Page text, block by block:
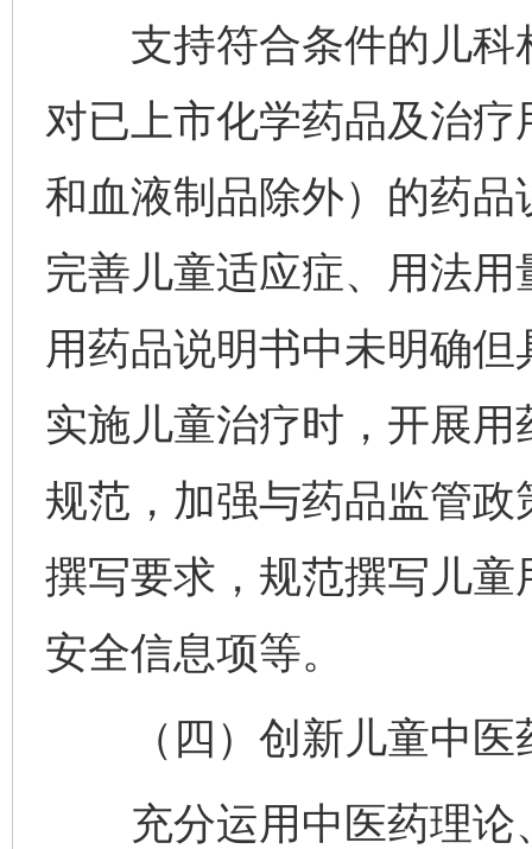
支持符合条件的儿科
对已上市化学药品及治
和血液制品除外）的药
完善儿童适应症、用法
用药品说明书中未明确
实施儿童治疗时，开展
规范，加强与药品监管
撰写要求，规范撰写儿
安全信息项等。
（四）创新儿童中医
充分运用中医药理论